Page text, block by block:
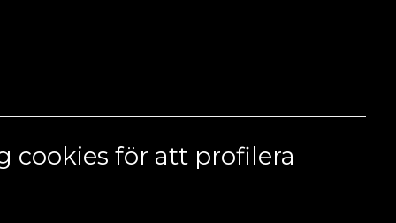
cookies för att profilera